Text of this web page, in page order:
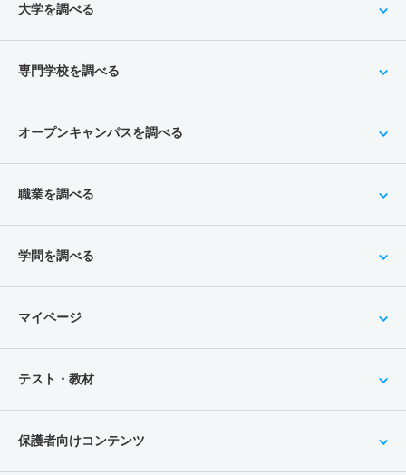
大学を調べる
専門学校を調べる
オープンキャンパスを調べる
職業を調べる
学問を調べる
マイページ
テスト・教材
保護者向けコンテンツ